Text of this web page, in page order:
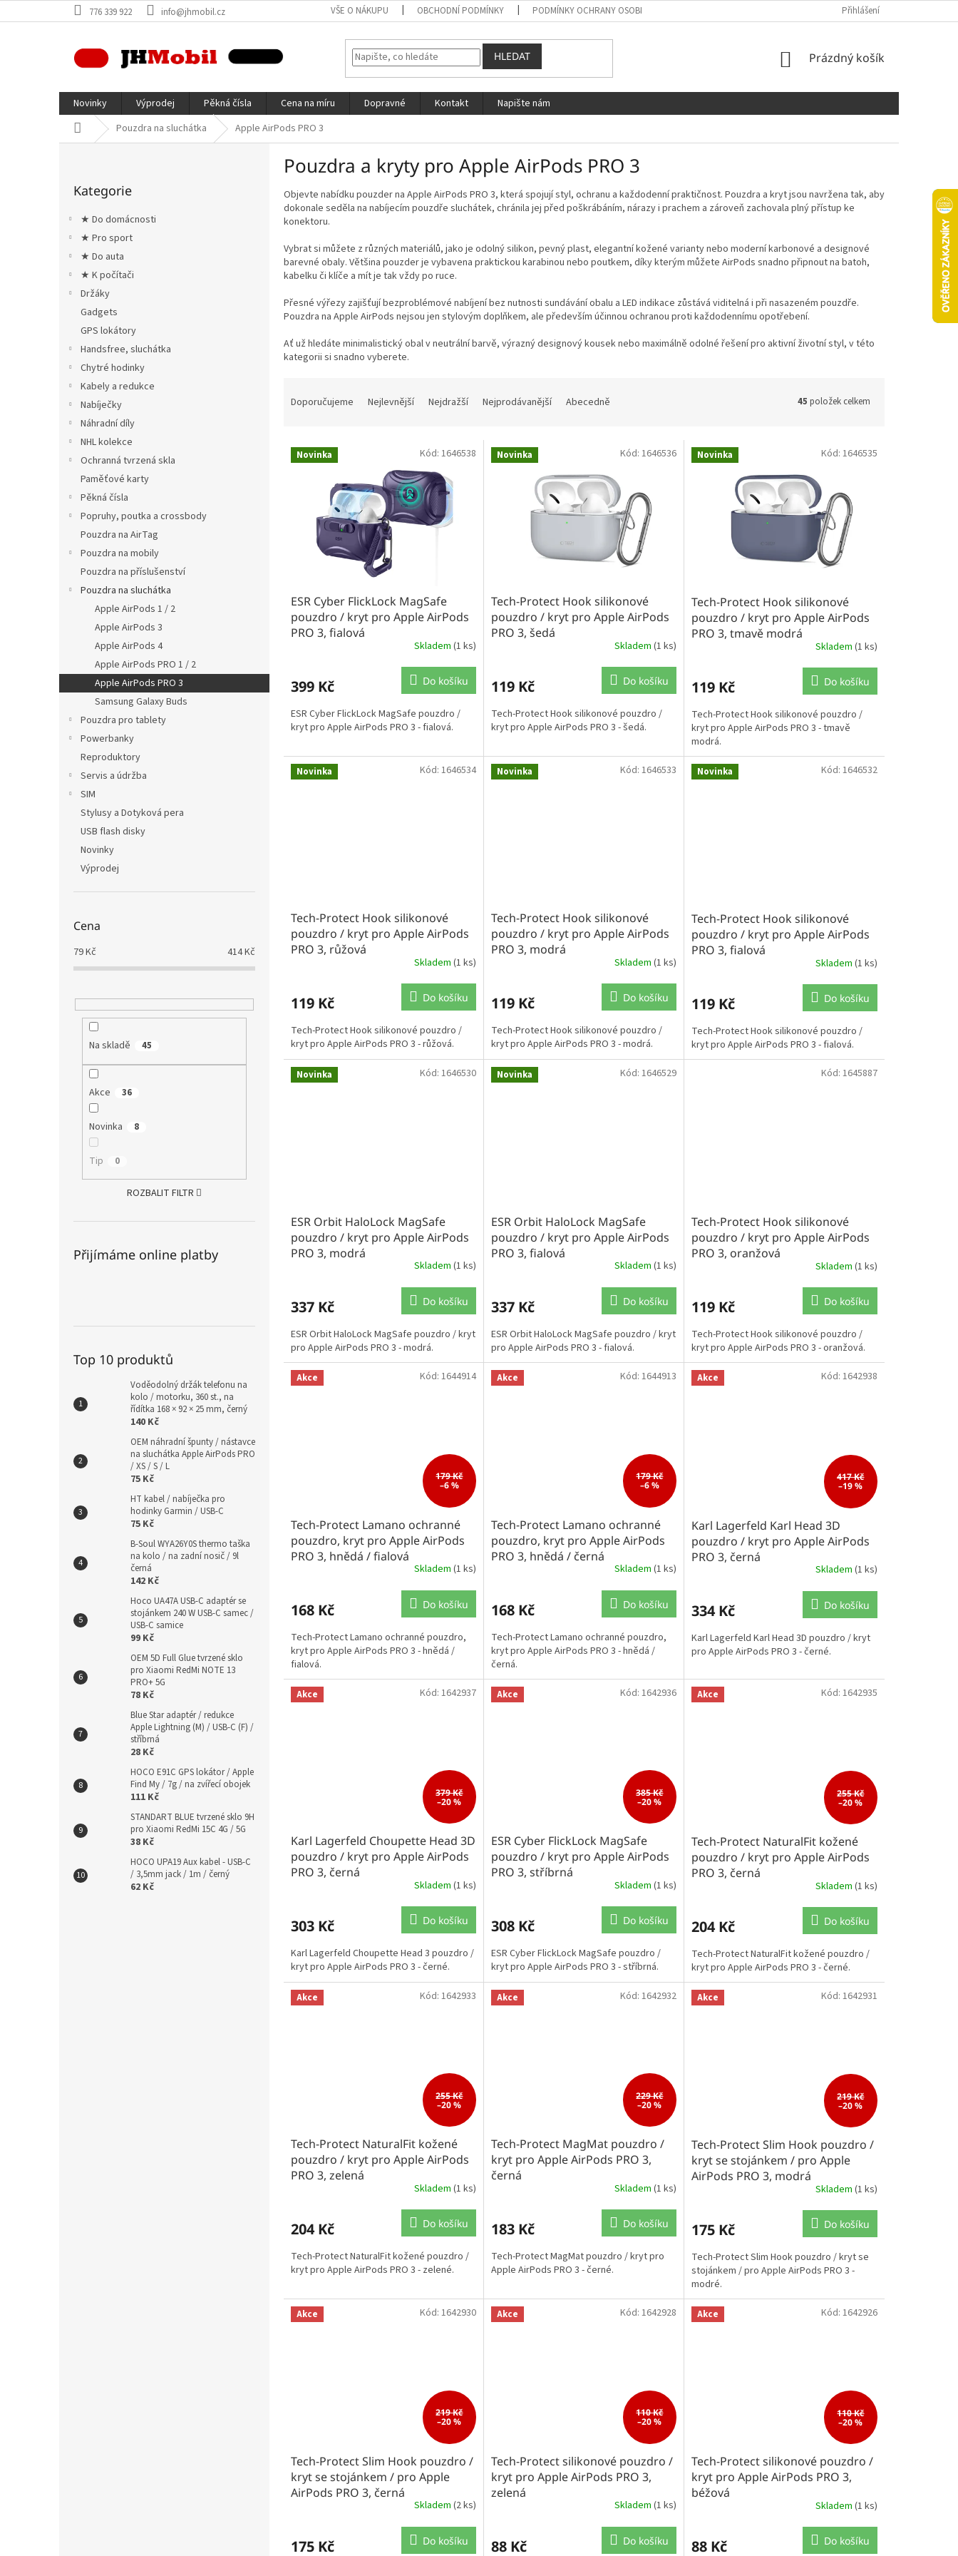
na
776 339 922 info@jhmobil.cz VŠE O NÁKUPU OBCHODNÍ PODMÍNKY PODMÍNKY OCHRANY OSOBNÍCH ÚDAJŮ Přihlášení
HLEDAT
NÁKUPNÍ
Prázdný košík
Novinky Výprodej Pěkná čísla Cena na míru Dopravné Kontakt
Napište nám
Domů Pouzdra na sluchátka Apple AirPods PRO 3
kategorie
Kategorie
★ Do domácnosti
★ Pro sport
★ Do auta
★ K počítači
Držáky
Gadgets
GPS lokátory
Handsfree, sluchátka
Chytré hodinky
Kabely a redukce
Nabíječky
Náhradní díly
NHL kolekce
Ochranná tvrzená skla
Paměťové karty
Pěkná čísla
Popruhy, poutka a crossbody
Pouzdra na AirTag
Pouzdra na mobily
Pouzdra na příslušenství
Pouzdra na sluchátka
Apple AirPods 1 / 2
Apple AirPods 3
Apple AirPods 4
Apple AirPods PRO 1 / 2
Apple AirPods PRO 3
Samsung Galaxy Buds
Pouzdra pro tablety
Powerbanky
Reproduktory
Servis a údržba
SIM
Stylusy a Dotyková pera
USB flash disky
Novinky
Výprodej
Cena
79Kč 414Kč
Na skladě 45
Akce 36
Novinka 8
Tip 0
ROZBALIT FILTR
Přijímáme online platby
Top 10 produktů
Voděodolný držák telefonu na
kolo / motorku, 360 st., na
řídítka 168 × 92 × 25 mm, černý
140 Kč
OEM náhradní špunty / nástavce
na sluchátka Apple AirPods PRO
/ XS / S / L
75 Kč
HT kabel / nabíječka pro
hodinky Garmin / USB-C
75 Kč
B-Soul WYA26Y0S thermo taška
na kolo / na zadní nosič / 9l
černá
142 Kč
Hoco UA47A USB-C adaptér se
stojánkem 240 W USB-C samec /
USB-C samice
99 Kč
OEM 5D Full Glue tvrzené sklo
pro Xiaomi RedMi NOTE 13
PRO+ 5G
78 Kč
Blue Star adaptér / redukce
Apple Lightning (M) / USB-C (F) /
stříbrná
28 Kč
HOCO E91C GPS lokátor / Apple
Find My / 7g / na zvířecí obojek
111 Kč
STANDART BLUE tvrzené sklo 9H
pro Xiaomi RedMi 15C 4G / 5G
38 Kč
HOCO UPA19 Aux kabel - USB-C
/ 3,5mm jack / 1m / černý
62 Kč
Pouzdra a kryty pro Apple AirPods PRO 3
Objevte nabídku pouzder na Apple AirPods PRO 3, která spojují styl, ochranu a každodenní praktičnost. Pouzdra a kryt jsou navržena tak, aby
dokonale seděla na nabíjecím pouzdře sluchátek, chránila jej před poškrábáním, nárazy i prachem a zároveň zachovala plný přístup ke
konektoru.
Vybrat si můžete z různých materiálů, jako je odolný silikon, pevný plast, elegantní kožené varianty nebo moderní karbonové a designové
barevné obaly. Většina pouzder je vybavena praktickou karabinou nebo poutkem, díky kterým můžete AirPods snadno připnout na batoh,
kabelku či klíče a mít je tak vždy po ruce.
Přesné výřezy zajišťují bezproblémové nabíjení bez nutnosti sundávání obalu a LED indikace zůstává viditelná i při nasazeném pouzdře.
Pouzdra na Apple AirPods nejsou jen stylovým doplňkem, ale především účinnou ochranou proti každodennímu opotřebení.
Ať už hledáte minimalistický obal v neutrální barvě, výrazný designový kousek nebo maximálně odolné řešení pro aktivní životní styl, v této
kategorii si snadno vyberete.
n
Doporučujeme Nejlevnější Nejdražší Nejprodávanější Abecedně 45 položek celkem
V Novinka
ESR Cyber FlickLock MagSafe
pouzdro / kryt pro Apple AirPods
PRO 3, fialová
Skladem (1 ks)
399 Kč Do košíku
ESR Cyber FlickLock MagSafe pouzdro /
kryt pro Apple AirPods PRO 3 - fialová.
Kód: 1646538 Novinka
Tech-Protect Hook silikonové
pouzdro / kryt pro Apple AirPods
PRO 3, šedá
Skladem (1 ks)
119 Kč Do košíku
Tech-Protect Hook silikonové pouzdro /
kryt pro Apple AirPods PRO 3 - šedá.
Kód: 1646536 Novinka
Tech-Protect Hook silikonové
pouzdro / kryt pro Apple AirPods
PRO 3, tmavě modrá
Skladem (1 ks)
119 Kč Do košíku
Tech-Protect Hook silikonové pouzdro /
kryt pro Apple AirPods PRO 3 - tmavě
modrá.
Kód: 1646535
Novinka
Tech-Protect Hook silikonové
pouzdro / kryt pro Apple AirPods
PRO 3, růžová
Skladem (1 ks)
119 Kč Do košíku
Tech-Protect Hook silikonové pouzdro /
kryt pro Apple AirPods PRO 3 - růžová.
Kód: 1646534 Novinka
Tech-Protect Hook silikonové
pouzdro / kryt pro Apple AirPods
PRO 3, modrá
Skladem (1 ks)
119 Kč Do košíku
Tech-Protect Hook silikonové pouzdro /
kryt pro Apple AirPods PRO 3 - modrá.
Kód: 1646533 Novinka
Tech-Protect Hook silikonové
pouzdro / kryt pro Apple AirPods
PRO 3, fialová
Skladem (1 ks)
119 Kč Do košíku
Tech-Protect Hook silikonové pouzdro /
kryt pro Apple AirPods PRO 3 - fialová.
Kód: 1646532
Novinka
ESR Orbit HaloLock MagSafe
pouzdro / kryt pro Apple AirPods
PRO 3, modrá
Skladem (1 ks)
337 Kč Do košíku
ESR Orbit HaloLock MagSafe pouzdro / kryt
pro Apple AirPods PRO 3 - modrá.
Kód: 1646530 Novinka
ESR Orbit HaloLock MagSafe
pouzdro / kryt pro Apple AirPods
PRO 3, fialová
Skladem (1 ks)
337 Kč Do košíku
ESR Orbit HaloLock MagSafe pouzdro / kryt
pro Apple AirPods PRO 3 - fialová.
Kód: 1646529
Tech-Protect Hook silikonové
pouzdro / kryt pro Apple AirPods
PRO 3, oranžová
Skladem (1 ks)
119 Kč Do košíku
Tech-Protect Hook silikonové pouzdro /
kryt pro Apple AirPods PRO 3 - oranžová.
Kód: 1645887
Akce
179 Kč
–6 %
Tech-Protect Lamano ochranné
pouzdro, kryt pro Apple AirPods
PRO 3, hnědá / fialová
Skladem (1 ks)
168 Kč Do košíku
Tech-Protect Lamano ochranné pouzdro,
kryt pro Apple AirPods PRO 3 - hnědá /
fialová.
Kód: 1644914 Akce
179 Kč
–6 %
Tech-Protect Lamano ochranné
pouzdro, kryt pro Apple AirPods
PRO 3, hnědá / černá
Skladem (1 ks)
168 Kč Do košíku
Tech-Protect Lamano ochranné pouzdro,
kryt pro Apple AirPods PRO 3 - hnědá /
černá.
Kód: 1644913 Akce
417 Kč
–19 %
Karl Lagerfeld Karl Head 3D
pouzdro / kryt pro Apple AirPods
PRO 3, černá
Skladem (1 ks)
334 Kč Do košíku
Karl Lagerfeld Karl Head 3D pouzdro / kryt
pro Apple AirPods PRO 3 - černé.
Kód: 1642938
Akce
379 Kč
–20 %
Karl Lagerfeld Choupette Head 3D
pouzdro / kryt pro Apple AirPods
PRO 3, černá
Skladem (1 ks)
303 Kč Do košíku
Karl Lagerfeld Choupette Head 3 pouzdro /
kryt pro Apple AirPods PRO 3 - černé.
Kód: 1642937 Akce
385 Kč
–20 %
ESR Cyber FlickLock MagSafe
pouzdro / kryt pro Apple AirPods
PRO 3, stříbrná
Skladem (1 ks)
308 Kč Do košíku
ESR Cyber FlickLock MagSafe pouzdro /
kryt pro Apple AirPods PRO 3 - stříbrná.
Kód: 1642936 Akce
255 Kč
–20 %
Tech-Protect NaturalFit kožené
pouzdro / kryt pro Apple AirPods
PRO 3, černá
Skladem (1 ks)
204 Kč Do košíku
Tech-Protect NaturalFit kožené pouzdro /
kryt pro Apple AirPods PRO 3 - černé.
Kód: 1642935
Akce
255 Kč
–20 %
Tech-Protect NaturalFit kožené
pouzdro / kryt pro Apple AirPods
PRO 3, zelená
Skladem (1 ks)
204 Kč Do košíku
Tech-Protect NaturalFit kožené pouzdro /
kryt pro Apple AirPods PRO 3 - zelené.
Kód: 1642933 Akce
229 Kč
–20 %
Tech-Protect MagMat pouzdro /
kryt pro Apple AirPods PRO 3,
černá
Skladem (1 ks)
183 Kč Do košíku
Tech-Protect MagMat pouzdro / kryt pro
Apple AirPods PRO 3 - černé.
Kód: 1642932 Akce
219 Kč
–20 %
Tech-Protect Slim Hook pouzdro /
kryt se stojánkem / pro Apple
AirPods PRO 3, modrá
Skladem (1 ks)
175 Kč Do košíku
Tech-Protect Slim Hook pouzdro / kryt se
stojánkem / pro Apple AirPods PRO 3 -
modré.
Kód: 1642931
Akce
219 Kč
–20 %
Tech-Protect Slim Hook pouzdro /
kryt se stojánkem / pro Apple
AirPods PRO 3, černá
Skladem (2 ks)
175 Kč Do košíku
Kód: 1642930 Akce
110 Kč
–20 %
Tech-Protect silikonové pouzdro /
kryt pro Apple AirPods PRO 3,
zelená
Skladem (1 ks)
88 Kč Do košíku
Kód: 1642928 Akce
110 Kč
–20 %
Tech-Protect silikonové pouzdro /
kryt pro Apple AirPods PRO 3,
béžová
Skladem (1 ks)
88 Kč Do košíku
Kód: 1642926